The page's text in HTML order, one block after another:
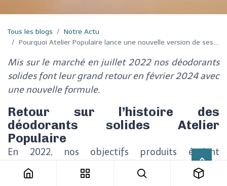
Tous les blogs
Notre Actu
Pourquoi Atelier Populaire lance une nouvelle version de ses déodorants solides ?
Mis sur le marché en juillet 2022 nos déodorants
solides font leur grand retour en février 2024 avec
une nouvelle formule.
Retour sur l’histoire des
déodorants solides Atelier
Populaire
En 2022, nos objectifs produits étaient
ambitieux et clairs :
lancer un déodorant qui est
une alternative 100% naturelle, vraiment